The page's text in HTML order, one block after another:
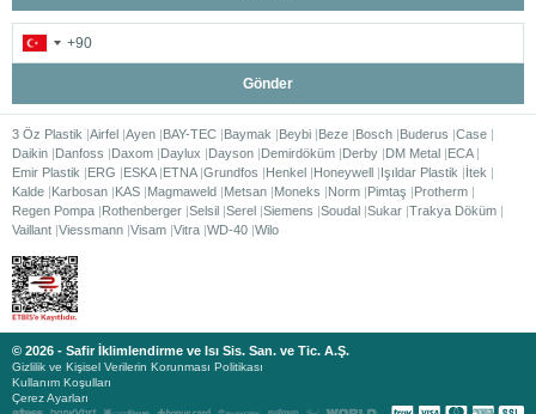
Gönder
3 Öz Plastik Airfel Ayen BAY-TEC Baymak Beybi Beze Bosch Buderus Case
Daikin Danfoss Daxom Daylux Dayson Demirdöküm Derby DM Metal ECA
Emir Plastik
ERG ESKA ETNA Grundfos Henkel Honeywell Işıldar Plastik
İtek
Kalde Karbosan KAS Magmaweld Metsan Moneks Norm Pimtaş
Protherm
Regen Pompa Rothenberger Selsil Serel Siemens Soudal Sukar Trakya Döküm
Vaillant Viessmann Visam Vitra WD-40 Wilo
© 2026 - Safir İklimlendirme ve Isı Sis. San. ve Tic. A.Ş.
Gizlilik ve Kişisel Verilerin Korunması Politikası
Kullanım Koşulları
Çerez Ayarları